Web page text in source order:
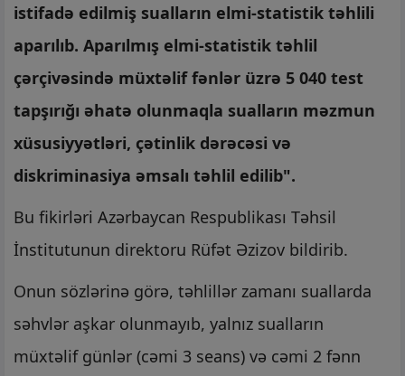
istifadə edilmiş sualların elmi-statistik təhlili
aparılıb. Aparılmış elmi-statistik təhlil
çərçivəsində müxtəlif fənlər üzrə 5 040 test
tapşırığı əhatə olunmaqla sualların məzmun
xüsusiyyətləri, çətinlik dərəcəsi və
diskriminasiya əmsalı təhlil edilib".
Bu fikirləri Azərbaycan Respublikası Təhsil
İnstitutunun direktoru Rüfət Əzizov bildirib.
Onun sözlərinə görə, təhlillər zamanı suallarda
səhvlər aşkar olunmayıb, yalnız sualların
müxtəlif günlər (cəmi 3 seans) və cəmi 2 fənn